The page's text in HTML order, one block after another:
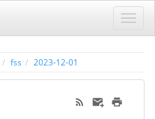
fss 2023-12-01